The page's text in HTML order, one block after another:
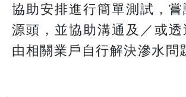
協助安排進行簡單測試，
源頭，並協助溝通及／或
由相關業戶自行解決滲水問